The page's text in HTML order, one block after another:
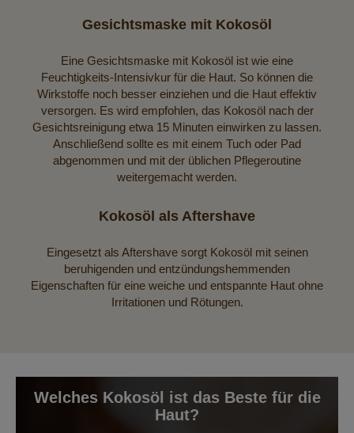
Gesichtsmaske mit Kokosöl
Eine Gesichtsmaske mit Kokosöl ist wie eine
Feuchtigkeits-Intensivkur für die Haut. So können die
Wirkstoffe noch besser einziehen und die Haut effektiv
versorgen. Es wird empfohlen, das Kokosöl nach der
Gesichtsreinigung etwa 15 Minuten einwirken zu lassen.
Anschließend sollte es mit einem Tuch oder Pad
abgenommen und mit der üblichen Pflegeroutine
weitergemacht werden.
Kokosöl als Aftershave
Eingesetzt als Aftershave sorgt Kokosöl mit seinen
beruhigenden und entzündungshemmenden
Eigenschaften für eine weiche und entspannte Haut ohne
Irritationen und Rötungen.
Welches Kokosöl ist das Beste für die
Haut?